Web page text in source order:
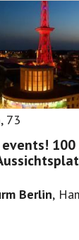
, 73
Berlin,